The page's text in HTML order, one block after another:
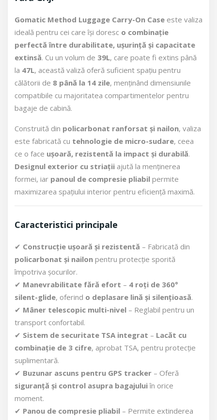
Gomatic Method Luggage Carry-On Case este valiza
ideală pentru cei care își doresc o combinație
perfectă între durabilitate, ușurință și capacitate
extinsă. Cu un volum de 39L, care poate fi extins până
la 47L, această valiză oferă suficient spațiu pentru
călătorii de 8 până la 14 zile, menținând dimensiunile
compatibile cu majoritatea compartimentelor pentru
bagaje de cabină.
Construită din policarbonat ranforsat și nailon, valiza
este fabricată cu tehnologie de micro-sudare, ceea
ce o face ușoară, rezistentă la impact și durabilă.
Designul exterior cu striații ajută la menținerea
formei, iar panoul de compresie pliabil permite
maximizarea spațiului interior pentru eficiență maximă.
Caracteristici principale
✔ Construcție ușoară și rezistentă – Fabricată din
policarbonat și nailon pentru protecție sporită
împotriva șocurilor.
✔ Manevrabilitate fără efort – 4 roți de 360°
silent-glide, oferind o deplasare lină și silențioasă.
✔ Mâner telescopic multi-nivel – Reglabil pentru un
transport confortabil.
✔ Sistem de securitate TSA integrat – Lacăt cu
combinație de 3 cifre, aprobat TSA, pentru protecție
suplimentară.
✔ Buzunar ascuns pentru GPS tracker – Oferă
siguranță și control asupra bagajuluiîn orice
moment.
✔ Panou de compresie pliabil – Permite extinderea